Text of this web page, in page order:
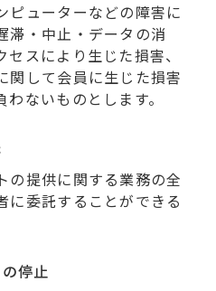
ピューターなどの障害に
滞・中止・データの消
スにより生じた損害、
関して会員に生じた損害
ないものとします。
の提供に関する業務の全
に委託することができる
停止